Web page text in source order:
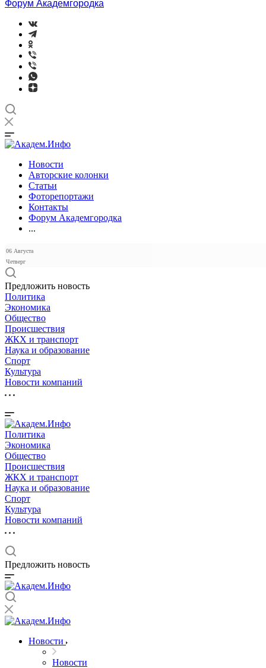
Форум Академгородка
Новости
Авторские колонки
Статьи
Фоторепортажи
Контакты
Форум Академгородка
...
06 Августа
Четверг
Предложить новость
Политика
Экономика
Общество
Происшествия
ЖКХ и транспорт
Наука и образование
Спорт
Культура
Новости компаний
Политика
Экономика
Общество
Происшествия
ЖКХ и транспорт
Наука и образование
Спорт
Культура
Новости компаний
Предложить новость
Новости
Новости